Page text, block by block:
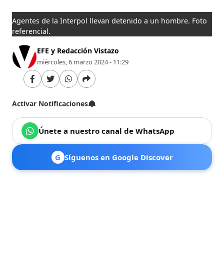
Agentes de la Interpol llevan detenido a un hombre. Foto
referencial.
EFE y Redacción Vistazo
miércoles, 6 marzo 2024 - 11:29
Activar Notificaciones
Únete a nuestro canal de WhatsApp
G Síguenos en Google Discover